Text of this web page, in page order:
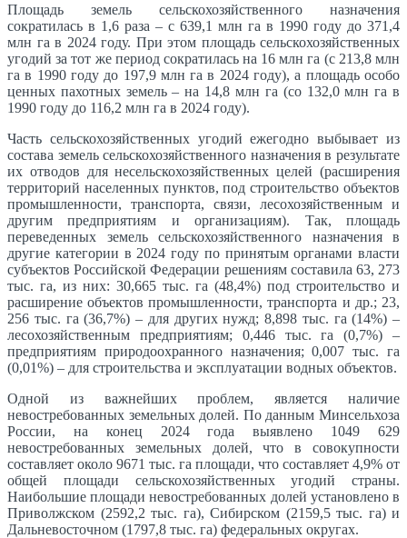
Площадь земель сельскохозяйственного назначения
сократилась в 1,6 раза – с 639,1 млн га в 1990 году до 371,4
млн га в 2024 году. При этом площадь сельскохозяйственных
угодий за тот же период сократилась на 16 млн га (с 213,8 млн
га в 1990 году до 197,9 млн га в 2024 году), а площадь особо
ценных пахотных земель – на 14,8 млн га (со 132,0 млн га в
1990 году до 116,2 млн га в 2024 году).
Часть сельскохозяйственных угодий ежегодно выбывает из
состава земель сельскохозяйственного назначения в результате
их отводов для несельскохозяйственных целей (расширения
территорий населенных пунктов, под строительство объектов
промышленности, транспорта, связи, лесохозяйственным и
другим предприятиям и организациям). Так, площадь
переведенных земель сельскохозяйственного назначения в
другие категории в 2024 году по принятым органами власти
субъектов Российской Федерации решениям составила 63, 273
тыс. га, из них: 30,665 тыс. га (48,4%) под строительство и
расширение объектов промышленности, транспорта и др.; 23,
256 тыс. га (36,7%) – для других нужд; 8,898 тыс. га (14%) –
лесохозяйственным предприятиям; 0,446 тыс. га (0,7%) –
предприятиям природоохранного назначения; 0,007 тыс. га
(0,01%) – для строительства и эксплуатации водных объектов.
Одной из важнейших проблем, является наличие
невостребованных земельных долей. По данным Минсельхоза
России, на конец 2024 года выявлено 1049 629
невостребованных земельных долей, что в совокупности
составляет около 9671 тыс. га площади, что составляет 4,9% от
общей площади сельскохозяйственных угодий страны.
Наибольшие площади невостребованных долей установлено в
Приволжском (2592,2 тыс. га), Сибирском (2159,5 тыс. га) и
Дальневосточном (1797,8 тыс. га) федеральных округах.